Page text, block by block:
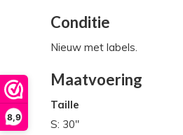
8,9
Conditie
Nieuw met labels.
Maatvoering
Taille
S: 30"